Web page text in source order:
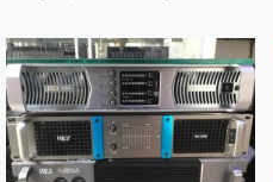
Huy Audio là một đơn vị chuyên cung
cấp các dịch vụ sửa chữa thiết bị âm
thanh. Với đội ngũ kỹ thuật có nhiều
năm kinh nghiệm trong nghề sửa cục
đẩy công suất.
trò như thế nào không? Cách sử
dụng amply như thế nào để chúng
phát ra tín hiệu chuẩn nhất? Đây
chính là những câu hỏi được nhiều
khách hàng quan tâm nhất. Nhất là
khi đinh sắm một dàn âm thanh